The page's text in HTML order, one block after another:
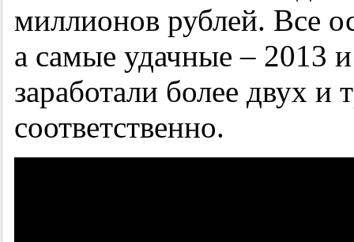
миллионов рублей. Все
а самые удачные – 2013
заработали более двух и
соответственно.